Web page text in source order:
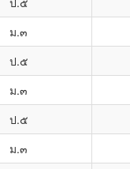
ม.๓
ป.๕
ม.๓
ป.๕
ม.๓